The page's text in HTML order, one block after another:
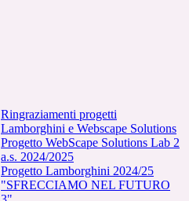
Ringraziamenti progetti
Lamborghini e Webscape Solutions
Progetto WebScape Solutions Lab 2
a.s. 2024/2025
Progetto Lamborghini 2024/25
"SFRECCIAMO NEL FUTURO